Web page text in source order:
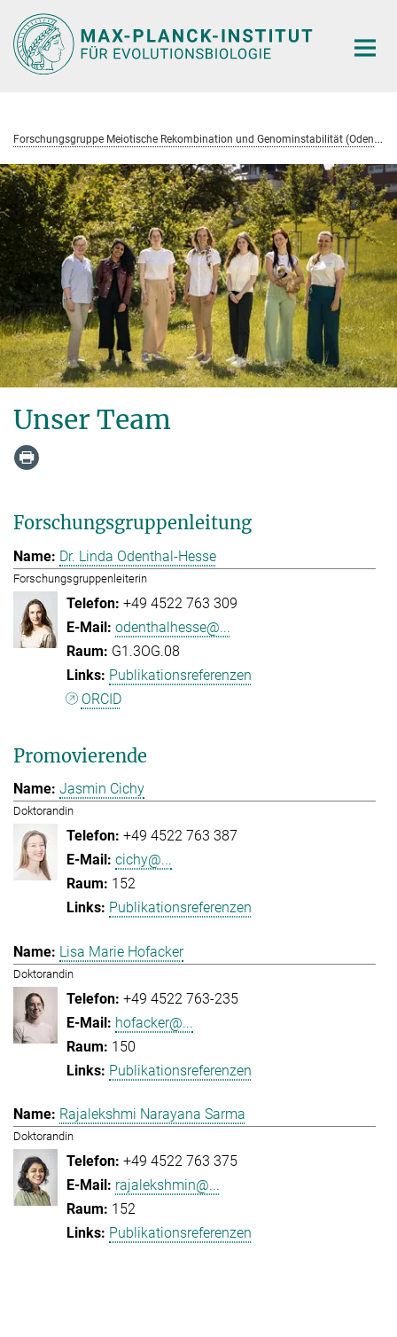
Hauptinhalt
F
orschungsgruppe Meiotische Rekombination und Genominstabilität (Odenthal-Hesse)
Unser Team
Forschungsgruppenleitung
Dr. Linda Odenthal-Hesse
Forschungsgruppenleiterin
+49 4522 763 309
odenthalhesse@...
G1.3OG.08
Publikationsreferenzen
ORCID
Promovierende
Jasmin Cichy
Doktorandin
+49 4522 763 387
cichy@...
152
Publikationsreferenzen
Lisa Marie Hofacker
Doktorandin
+49 4522 763-235
hofacker@...
150
Publikationsreferenzen
Rajalekshmi Narayana Sarma
Doktorandin
+49 4522 763 375
rajalekshmin@...
152
Publikationsreferenzen